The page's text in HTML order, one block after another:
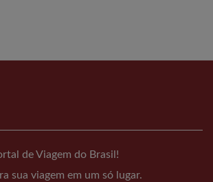
de Viagem do Brasil!
sua viagem em um só lugar.